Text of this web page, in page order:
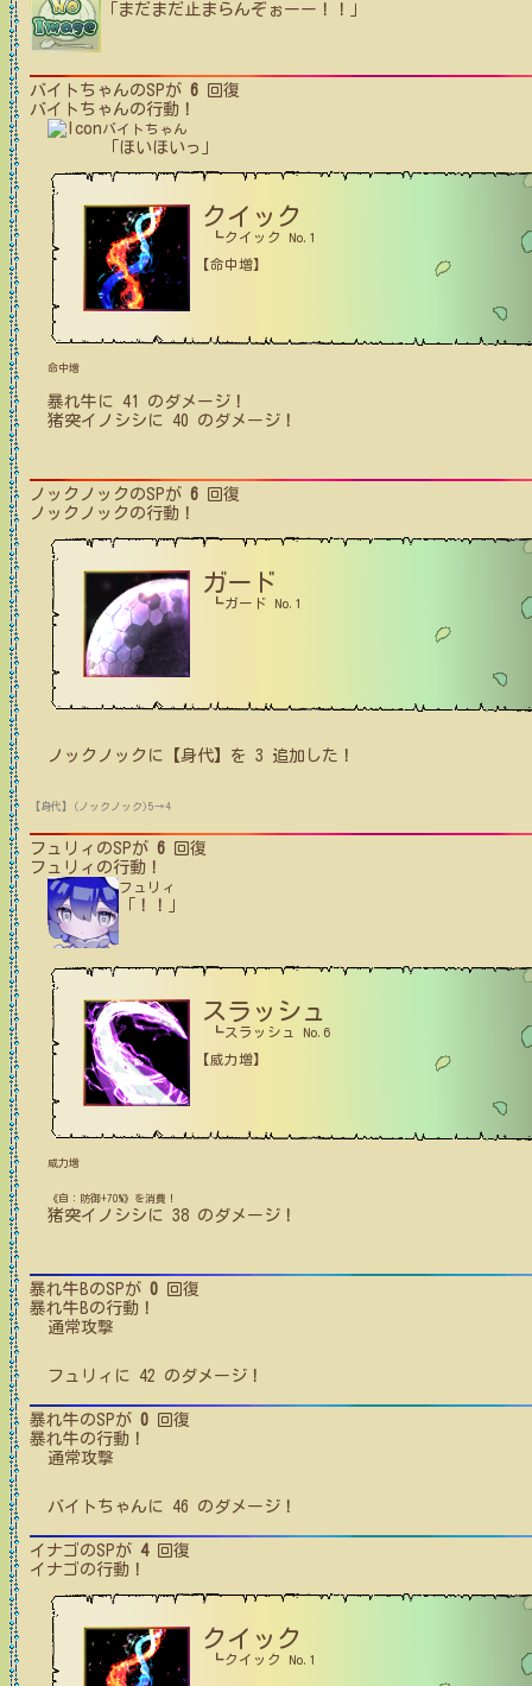
「まだまだ止まらんぞぉーー！！」
バイトちゃんのSPが 6 回復
バイトちゃんの行動！
バイトちゃん
「ほいほいっ」
クイック
┗クイック No.1
【命中増】
命中増
暴れ牛 に 41
のダメージ！
猪突イノシシ に 40 のダメージ！
ノックノック のSPが 6 回復
ノックノック の行動！
ガード
┗ガード No.1
ノックノック に【身代】を 3 追加した！
【身代】(ノックノック)5→4
フュリィ のSPが 6 回復
フュリィ の行動！
フュリィ
「！！」
スラッシュ
┗スラッシュ No.6
【威力増】
威力増
《自：防御+70%》を消費！
猪突イノシシ に 38 のダメージ！
暴れ牛BのSPが 0 回復
暴れ牛Bの行動！
通常攻撃
フュリィ に 42 のダメージ！
暴れ牛のSPが 0 回復
暴れ牛の行動！
通常攻撃
バイトちゃん に 46 のダメージ！
イナゴのSPが 4回復
イナゴの行動！
クイック
┗クイック No.1